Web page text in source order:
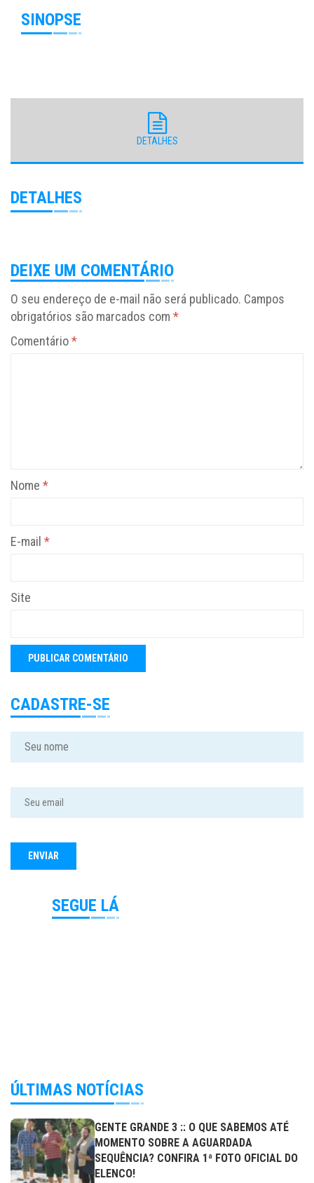
SINOPSE
DETALHES
DETALHES
DEIXE UM COMENTÁRIO
O seu endereço de e-mail não será publicado. Campos
obrigatórios são marcados com *
Comentário*
Nome *
E-mail *
Site
CADASTRE-SE
SEGUE LÁ
ÚLTIMAS NOTÍCIAS
GENTE GRANDE 3 :: O QUE SABEMOS ATÉ
MOMENTO SOBRE A AGUARDADA
SEQUÊNCIA? CONFIRA 1ª FOTO OFICIAL DO
ELENCO!